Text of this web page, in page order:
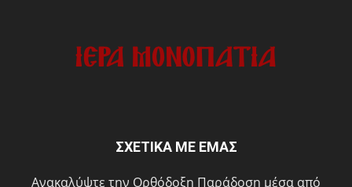
ΣΧΕΤΙΚΑ ΜΕ ΕΜΑΣ
Ανακαλύψτε την Ορθόδοξη Παράδοση μέσα από